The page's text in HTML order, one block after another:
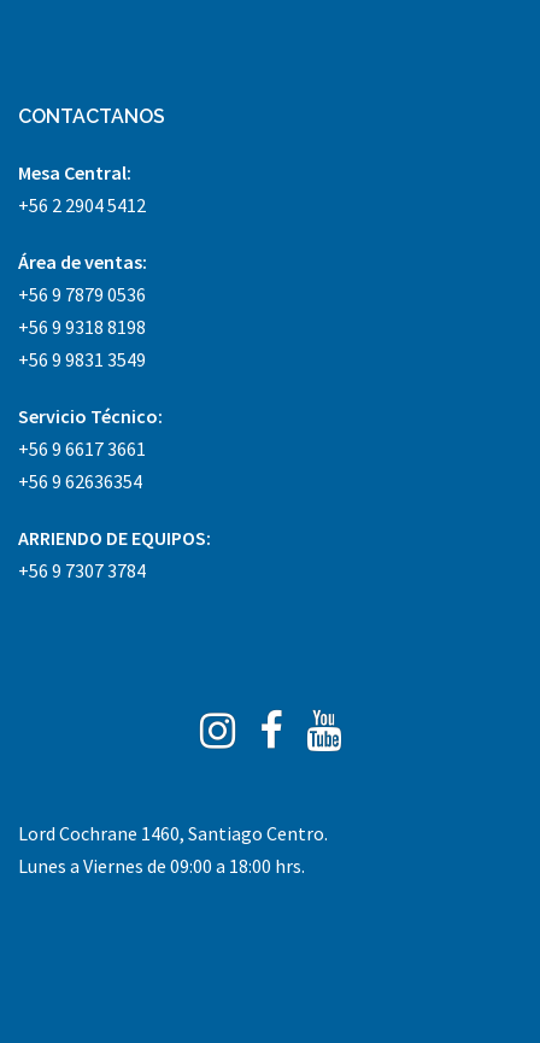
CONTACTANOS
Mesa Central:
+56 2 2904 5412
Área de ventas:
+56 9 7879 0536
+56 9 9318 8198
+56 9 9831 3549
Servicio Técnico:
+56 9 6617 3661
+56 9 62636354
ARRIENDO DE EQUIPOS:
+56 9 7307 3784
Instagram
Facebook
Tube
Lord Cochrane 1460, Santiago Centro.
Lunes a Viernes de 09:00 a 18:00 hrs.